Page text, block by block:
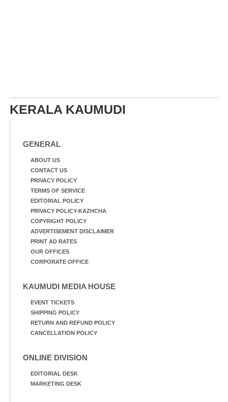
KERALA KAUMUDI
GENERAL
ABOUT US
CONTACT US
PRIVACY POLICY
TERMS OF SERVICE
EDITORIAL POLICY
PRIVACY POLICY-KAZHCHA
COPYRIGHT POLICY
ADVERTISEMENT DISCLAIMER
PRINT AD RATES
OUR OFFICES
CORPORATE OFFICE
KAUMUDI MEDIA HOUSE
EVENT TICKETS
SHIPPING POLICY
RETURN AND REFUND POLICY
CANCELLATION POLICY
ONLINE DIVISION
EDITORIAL DESK
MARKETING DESK